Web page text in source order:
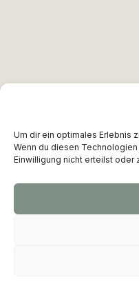
Um dir ein optimales Erlebnis
Wenn du diesen
Einwilligung nicht erteilst oder